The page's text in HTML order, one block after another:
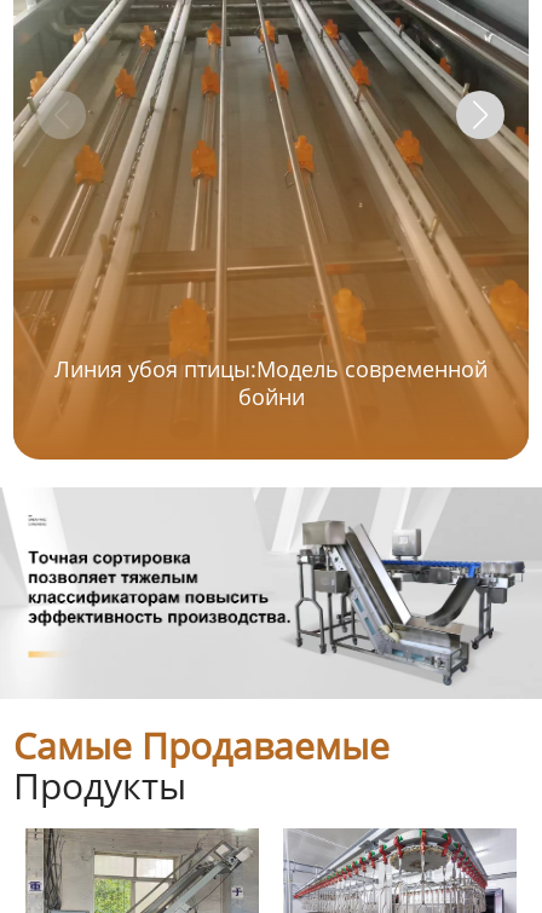
Линия убоя птицы:Модель современной
бойни
Самые Продаваемые
Продукты